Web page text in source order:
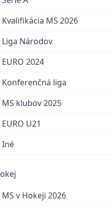
Kvalifikácia MS 2026
Liga Národov
EURO 2024
Konferenčná liga
MS klubov 2025
EURO U21
Iné
MS v Hokeji 2026
HK Nitra -
September 10,